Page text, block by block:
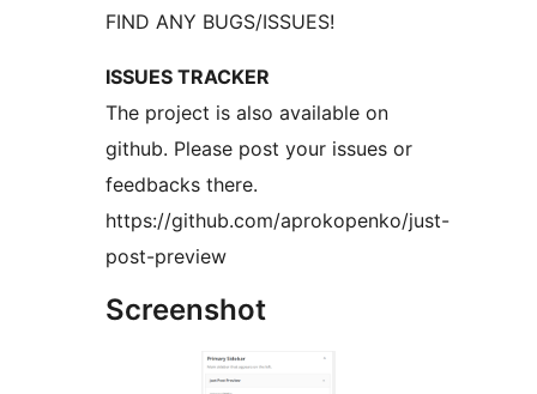
FIND ANY BUGS/ISSUES!
ISSUES TRACKER
The project is also available on
github. Please post your issues or
feedbacks there.
https://github.com/aprokopenko/just-
post-preview
Screenshot